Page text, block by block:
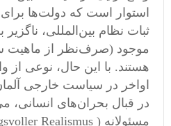
استوار است که دولت‌ها
ثبات نظام بین‌المللی، ناگزیر
موجود (صرف‌نظر از ماهیت
هستند. با این حال، نوعی از
اواخر در سیاست خارجی
در قبال بحران‌های انسانی،